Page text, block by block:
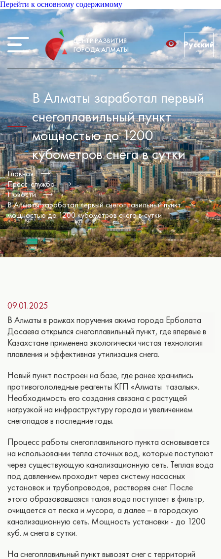
Перейти к основному содержимому
ЦЕНТР РАЗВИТИЯ
ГОРОДА АЛМАТЫ
Русский
В Алматы заработал первый
снегоплавильный пункт
мощностью до 1200
кубометров снега в сутки
Главная
Пресс-служба
Новости
В Алматы заработал первый снегоплавильный пункт
мощностью до 1200 кубометров снега в сутки
09.01.2025
В Алматы в рамках поручения акима города Ерболата
Досаева открылся снегоплавильный пункт, где впервые в
Казахстане применена экологически чистая технология
плавления и эффективная утилизация снега.
Новый пункт построен на базе, где ранее хранились
противогололедные реагенты КГП «Алматы тазалык».
Необходимость его создания связана с растущей
нагрузкой на инфраструктуру города и увеличением
снегопадов в последние годы.
Процесс работы снегоплавильного пункта основывается
на использовании тепла сточных вод, которые поступают
через существующую канализационную сеть. Теплая вода
под давлением проходит через систему насосных
установок и трубопроводов, растворяя снег. После
этого образовавшаяся талая вода поступает в фильтр,
очищается от песка и мусора, а далее – в городскую
канализационную сеть. Мощность установки - до 1200
куб. м снега в сутки.
На снегоплавильный пункт вывозят снег с территорий